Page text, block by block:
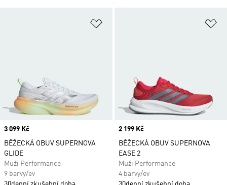
Price
3 099 Kč
BĚŽECKÁ OBUV SUPERNOVA
GLIDE
Muži Performance
9 barvy/ev
Price
2 199 Kč
BĚŽECKÁ OBUV SUPERNOVA
EASE 2
Muži Performance
4 barvy/ev